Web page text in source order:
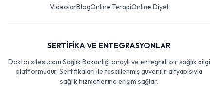
VideolarBlogOnline TerapiOnline Diyet
SERTİFİKA VE ENTEGRASYONLAR
Doktorsitesi.com Sağlık Bakanlığı onaylı ve entegreli bir sağlık bilgi
platformudur. Sertifikaları ile tescillenmiş güvenilir altyapısıyla
sağlık hizmetlerine erişim sağlar.